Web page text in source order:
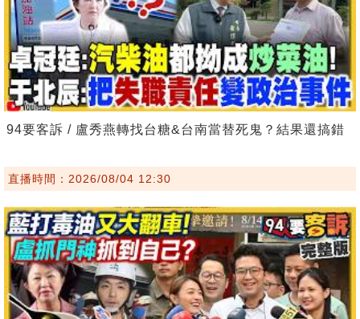
94要客訴 / 盧秀燕轉找台糖&台南當替死鬼？結果還搞錯
直播時間：2026/08/04 12:30